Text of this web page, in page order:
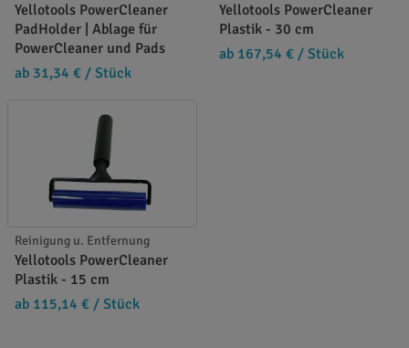
Yellotools PowerCleaner
PadHolder | Ablage für
PowerCleaner und Pads
ab 31,34 € / Stück
Yellotools PowerCleaner
Plastik - 30 cm
ab 167,54 € / Stück
Reinigung u. Entfernung
Yellotools PowerCleaner
Plastik - 15 cm
ab 115,14 € / Stück